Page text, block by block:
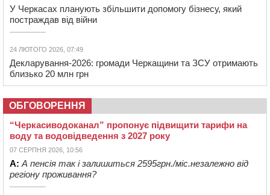
У Черкасах планують збільшити допомогу бізнесу, який
постраждав від війни
24 ЛЮТОГО 2026, 07:49
Декларування-2026: громади Черкащини та ЗСУ отримають
близько 20 млн грн
ОБГОВОРЕННЯ
“Черкасиводоканал” пропонує підвищити тарифи на
воду та водовідведення з 2027 року
07 СЕРПНЯ 2026, 10:56
А: А пенсія так і залишиться 2595грн./міс.незалежно від
регіону проживання?